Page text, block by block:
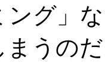
ング」
まうの